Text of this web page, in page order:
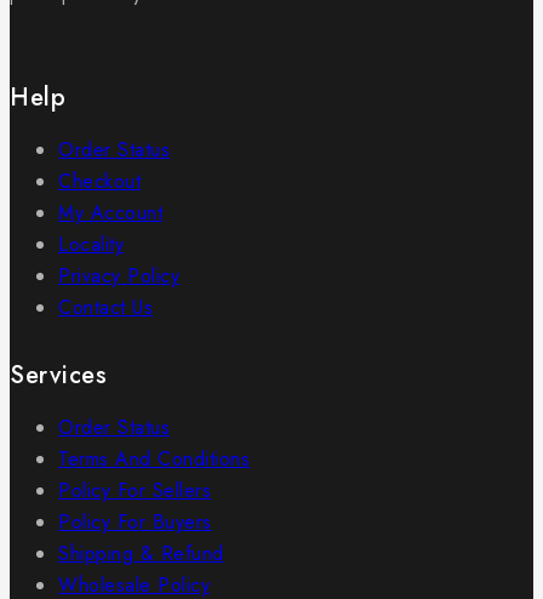
Help
Order Status
Checkout
My Account
Locality
Privacy Policy
Contact Us
Services
Order Status
Terms And Conditions
Policy For Sellers
Policy For Buyers
Shipping & Refund
Wholesale Policy